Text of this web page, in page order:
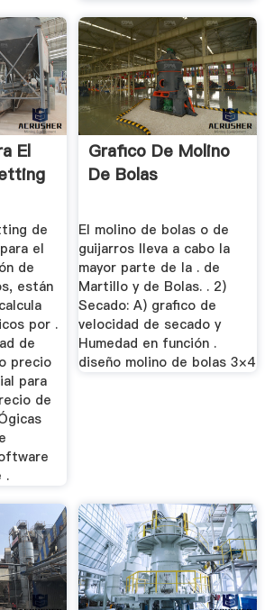
El
de
el
de
están
por .
de
precio
para
de
.
Grafico De Molino
De Bolas
El molino de bolas o de
guijarros lleva a cabo la
mayor parte de la . de
Martillo y de Bolas. . 2)
Secado: A) grafico de
velocidad de secado y
Humedad en función .
diseño molino de bolas 3×4